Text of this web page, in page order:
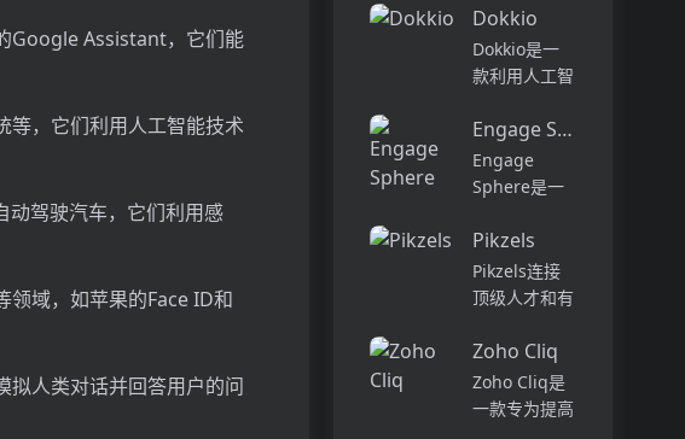
Google Assistant，它们能
等，它们利用人工智能技术
驾驶汽车，它们利用感
领域，如苹果的Face ID和
拟人类对话并回答用户的问
上下文信息。
它可以帮助全
球快速增长的
团队节省时
间，创造上
下...
程师而设计，
可以用于原型
开发和生成式
产。它提供了
一站式的多模
态AI模型访
问，包括语言
模型（...
Dokkio
Dokkio是一
款利用人工智
文件协作的工
具。它能帮助
用户管理多个
档和文件、整
理研究材料、
组织内容库，
并将所有文件
和内容集中在
Engage Sphere AI
Engage
Sphere是一
工参与度分析
平台。它可以
深入分析公司
队和岗位的参
与度,帮助管
理者明确团队
互动症结所
Pikzels
Pikzels连接
顶级人才和有
我们促进协
作，释放创意
卓越。加入我
Zoho Cliq
Zoho Cliq是
一款专为提高